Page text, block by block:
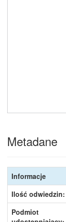
Metadane
Informacje
Ilość odwiedzin:
Podmiot